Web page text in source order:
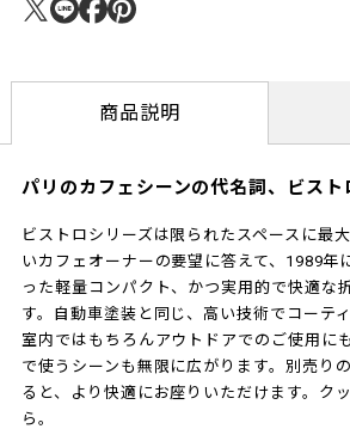
商品説明
パリのカフェシーンの代名詞、ビスト
ビストロシリーズは限られたスペースに最
いカフェオーナーの要望に答えて、1989年
った軽量コンパクト、かつ実用的で快適な
す。自動車塗装と同じ、高い技術でコーテ
室内ではもちろんアウトドアでのご使用に
で使うシーンも無限に広がります。別売り
ると、より快適にお座りいただけます。ク
ら。